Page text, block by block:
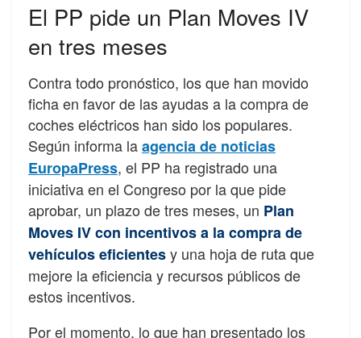
El PP pide un Plan Moves IV
en tres meses
Contra todo pronóstico, los que han movido
ficha en favor de las ayudas a la compra de
coches eléctricos han sido los populares.
Según informa laagencia de noticias
EuropaPress, el PP ha registrado una
iniciativa en el Congreso por la que pide
aprobar, un plazo de tres meses, un Plan
Moves IV con incentivos a la compra de
vehículos eficientesy una hoja de ruta que
mejore la eficiencia y recursos públicos de
estos incentivos.
Por el momento, lo que han presentado los